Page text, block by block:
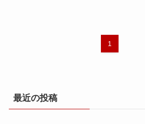
1
最近の投稿